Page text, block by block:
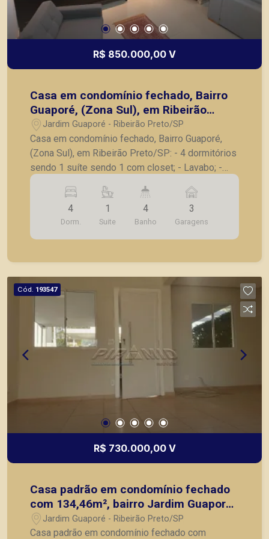
R$ 850.000,00 V
Casa em condomínio fechado, Bairro
Guaporé, (Zona Sul), em Ribeirão
Preto/SP:
Jardim Guaporé - Ribeirão Preto/SP
Casa em condomínio fechado, Bairro Guaporé,
(Zona Sul), em Ribeirão Preto/SP: - 4 dormitórios
sendo 1 suíte sendo 1 com closet; - Lavabo; -
Sala para 3 ambientes; - Cozinha planejada; -
Lavanderia; - Varanda gourmet com churrasqueira;
- Jardim de inverno; - 3 vagas de garagem. A
Piramid tem como objetivo atender seus clientes
com agilidade e segurança, em locação, vendas
Preto.
4
Dorm.
1
Suite
4
Banho
3
Garagens
Cód. 193547
R$ 730.000,00 V
Casa padrão em condomínio fechado
com 134,46m², bairro Jardim Guaporé,
Zona Sul de Ribeirão Preto/SP.
Jardim Guaporé - Ribeirão Preto/SP
Casa padrão em condomínio fechado com